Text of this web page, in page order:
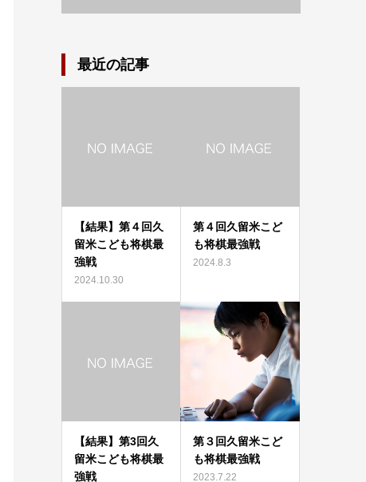
最近の記事
【結果】第４回久
留米こども将棋最
強戦
2024.10.30
第４回久留米こど
も将棋最強戦
2024.8.3
【結果】第3回久
留米こども将棋最
強戦
第３回久留米こど
も将棋最強戦
2023.7.22